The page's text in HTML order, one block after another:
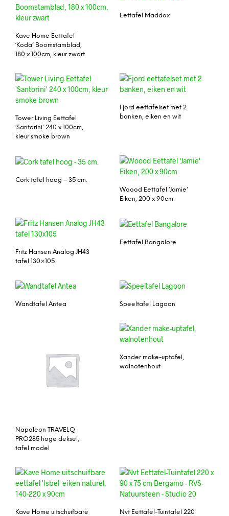
Kave Home Eettafel
‘Koda’ Boomstamblad,
180 x 100cm, kleur zwart
Eettafel Maddox
Tower Living Eettafel
‘Santorini’ 240 x 100cm,
kleur smoke brown
Fjord eettafelset met 2
banken, eiken en wit
Cork tafel hoog – 35 cm.
Woood Eettafel ‘Jamie’
Eiken, 200 x 90cm
Fritz Hansen Analog JH43
tafel 130×105
Eettafel Bangalore
Wandtafel Antea Speeltafel Lagoon
Napoleon TRAVELQ
PRO285 hoge deksel,
tafel model
Xander make-uptafel,
walnotenhout
Kave Home uitschuifbare
Nvt Eettafel-Tuintafel 220